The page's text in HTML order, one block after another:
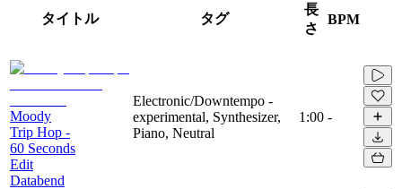
タイトル タグ
長
さ
BPM
Moody
Trip Hop -
60 Seconds
Edit
Databend
Electronic/Downtempo -
experimental, Synthesizer,
Piano, Neutral
1:00 -